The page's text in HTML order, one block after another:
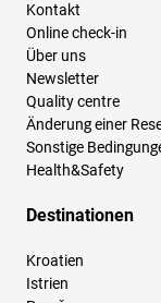
Kontakt
Online check-in
Über uns
Newsletter
Quality centre
Änderung einer
Sonstige
Health&Safety
Destinationen
Kroatien
Istrien